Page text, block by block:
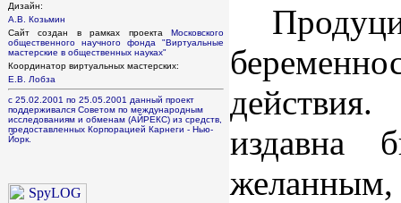
Дизайн:
А.В. Козьмин
Сайт создан в рамках проекта Московского
общественного научного фонда
"Виртуальные
мастерские в общественных науках"
Координатор виртуальных мастерских:
Е.В. Лобза
с 25.02.2001 по 25.05.2001 данный проект
поддерживался Советом по международным
исследованиям и обменам (АЙРЕКС) из средств,
предоставленных Корпорацией Карнеги - Нью-
Йорк.
издавна
желанным,